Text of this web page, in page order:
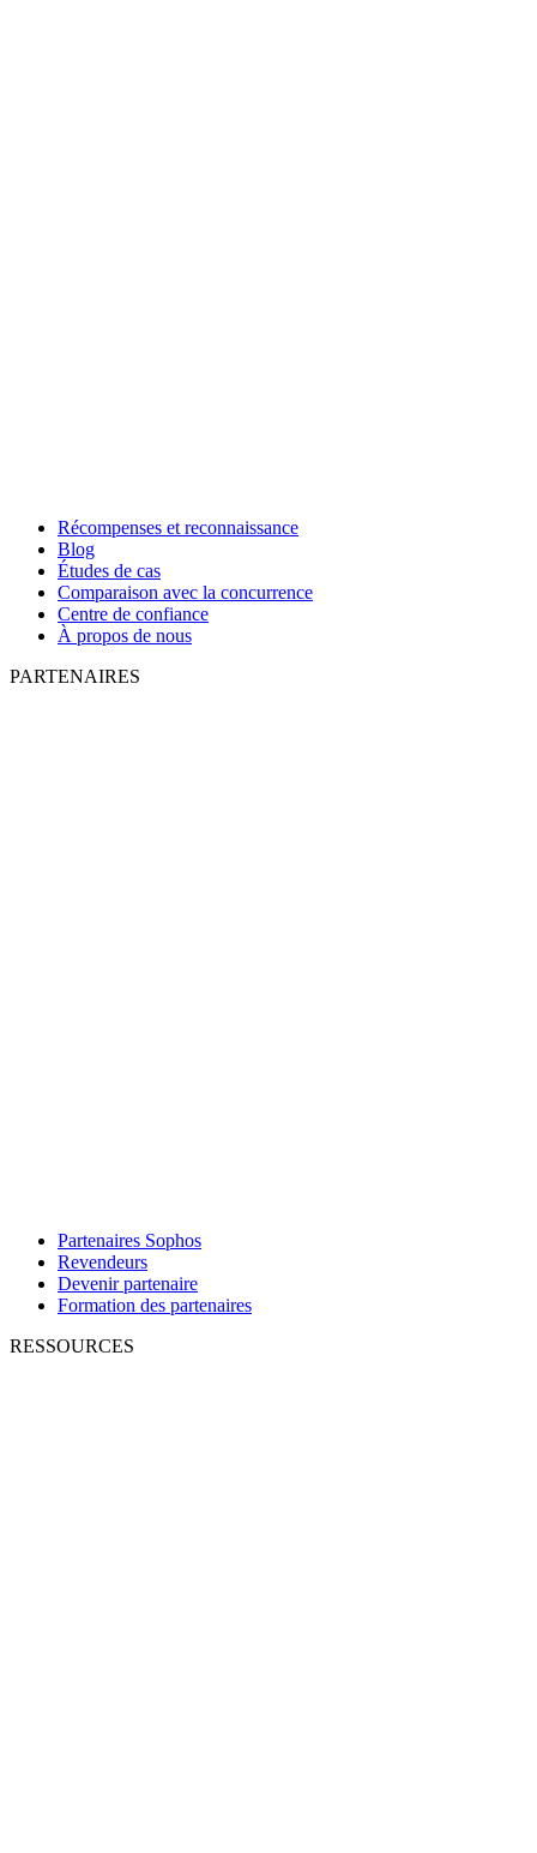
Récompenses et reconnaissance
Blog
Études de cas
Comparaison avec la concurrence
Centre de confiance
À propos de nous
PARTENAIRES
Partenaires Sophos
Revendeurs
Devenir partenaire
Formation des partenaires
RESSOURCES